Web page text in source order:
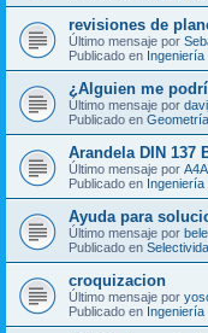
revisiones de
Último mensaje por
Publicado en Ingeniería
¿Alguien me
Último mensaje por
Publicado en
Arandela DIN 137
Último mensaje por
Publicado en Ingeniería
Ayuda para
Último mensaje por
Publicado en
croquizacion
Último mensaje por
Publicado en Ingeniería